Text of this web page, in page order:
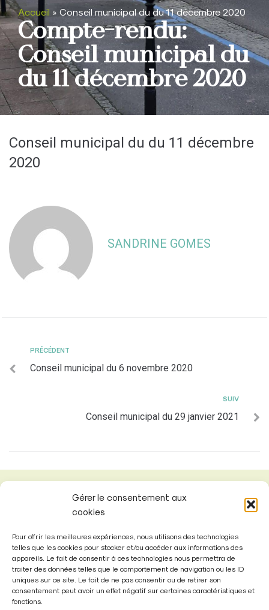
Gérer le consentement aux
cookies
Pour offrir les meilleures expériences, nous utilisons des technologies
telles que les cookies pour stocker et/ou accéder aux informations des
appareils. Le fait de consentir à ces technologies nous permettra de
traiter des données telles que le comportement de navigation ou les ID
uniques sur ce site. Le fait de ne pas consentir ou de retirer son
consentement peut avoir un effet négatif sur certaines caractéristiques et
fonctions.
Accueil » Conseil municipal du du 11 décembre 2020
Compte-rendu:
Conseil municipal du
du 11 décembre 2020
Conseil municipal du du 11 décembre
2020
SANDRINE GOMES
PRÉCÉDENT
Conseil municipal du 6 novembre 2020
SUIV
Conseil municipal du 29 janvier 2021